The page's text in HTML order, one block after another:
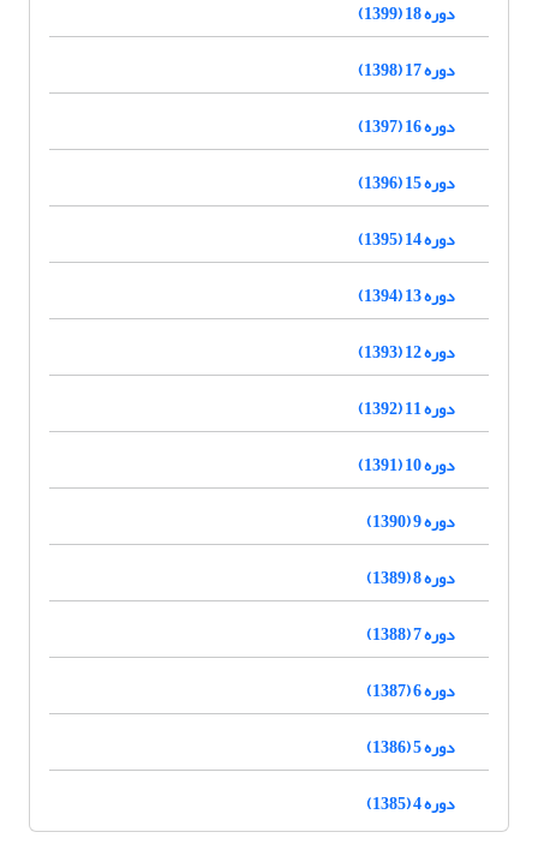
دوره 18 (1399)
دوره 17 (1398)
دوره 16 (1397)
دوره 15 (1396)
دوره 14 (1395)
دوره 13 (1394)
دوره 12 (1393)
دوره 11 (1392)
دوره 10 (1391)
دوره 9 (1390)
دوره 8 (1389)
دوره 7 (1388)
دوره 6 (1387)
دوره 5 (1386)
دوره 4 (1385)